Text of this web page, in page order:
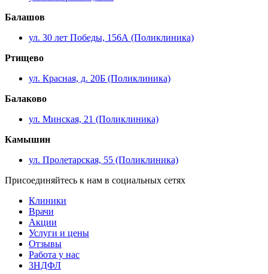
Балашов
ул. 30 лет Победы, 156А (Поликлиника)
Ртищево
ул. Красная, д. 20Б (Поликлиника)
Балаково
ул. Минская, 21 (Поликлиника)
Камышин
ул. Пролетарская, 55 (Поликлиника)
Присоединяйтесь к нам в социальных сетях
Клиники
Врачи
Акции
Услуги и цены
Отзывы
Работа у нас
3НДФЛ